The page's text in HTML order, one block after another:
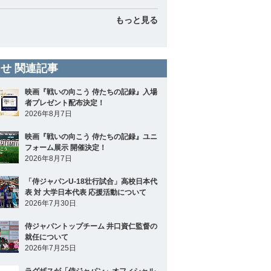
もっと見る
関連記事
映画『戦いの向こう 侍たちの記録』入場
者プレゼント配布決定！
2026年8月7日
映画『戦いの向こう 侍たちの記録』ユニ
フォーム展示 開催決定！
2026年8月7日
「侍ジャパンU-18壮行試合」高校日本代
表 対 大学日本代表 応援活動について
2026年7月30日
侍ジャパントップチーム 井口資仁監督の
就任について
2026年7月25日